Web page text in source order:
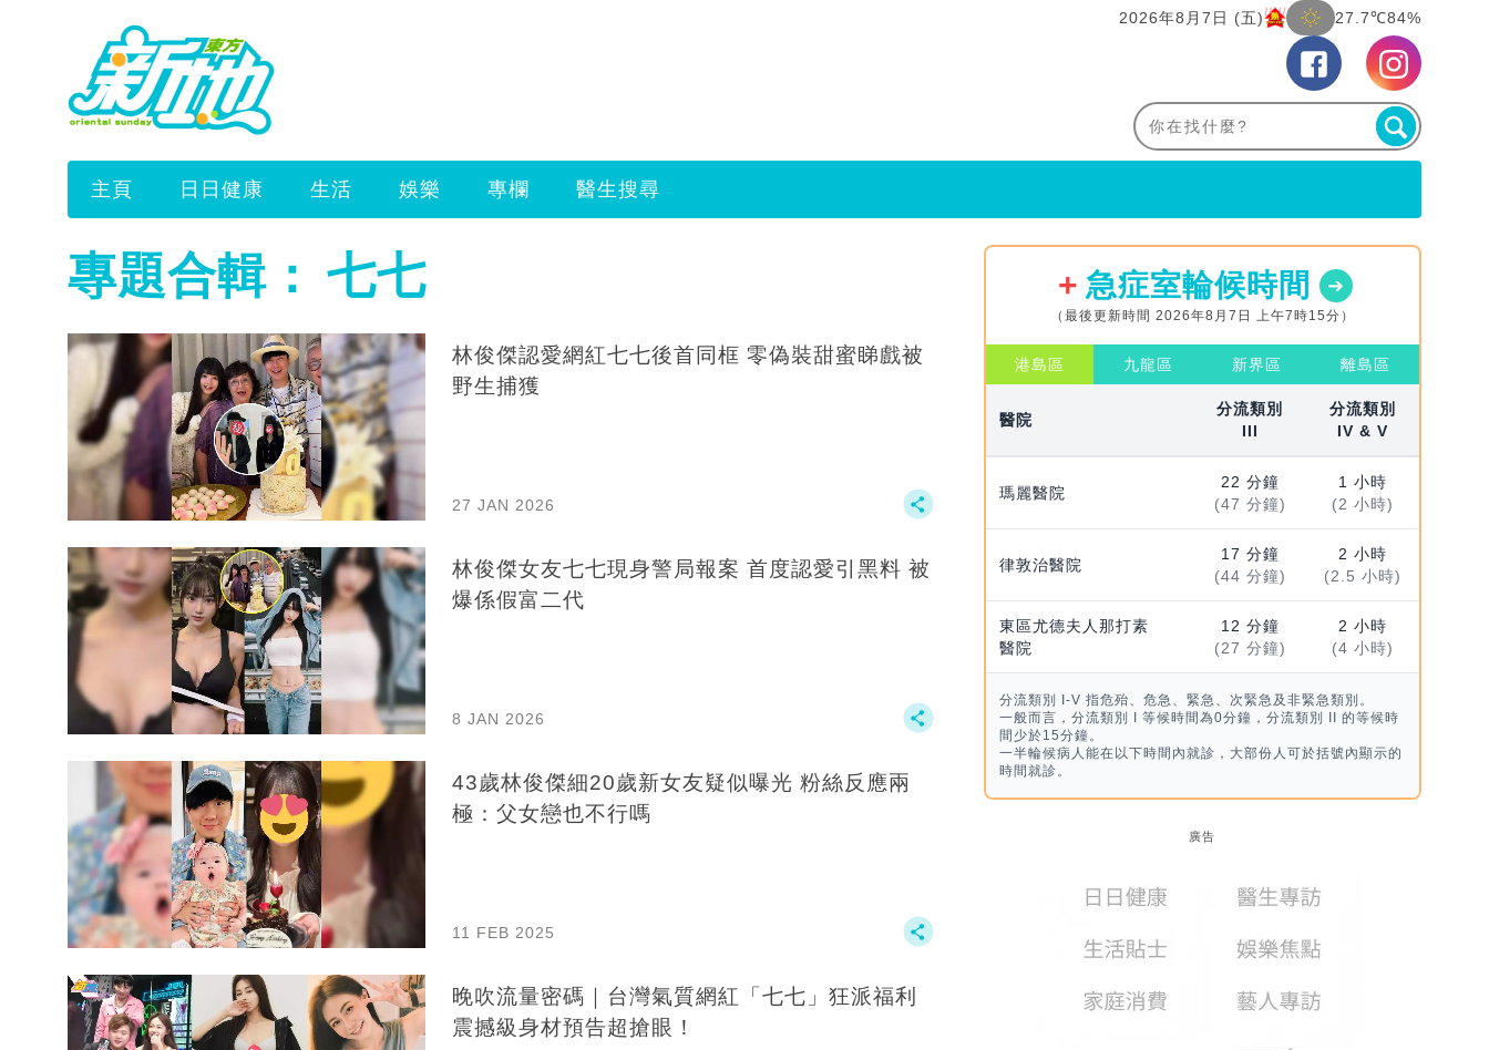
2026年8月7日 (五) 27.7℃84%
主頁 日日健康 生活 娛樂 專欄 醫生搜尋
專題合輯： 七七
林俊傑認愛網紅七七後首同框 零偽裝甜蜜睇戲被
野生捕獲
27 JAN 2026
林俊傑女友七七現身警局報案 首度認愛引黑料 被
爆係假富二代
8 JAN 2026
43歲林俊傑細20歲新女友疑似曝光 粉絲反應兩
極：父女戀也不行嗎
11 FEB 2025
晚吹流量密碼｜台灣氣質網紅「七七」狂派福利
震撼級身材預告超搶眼！
急症室輪候時間
（最後更新時間 2026年8月7日 上午7時15分）
港島區 九龍區 新界區 離島區
醫院
分流類別
III
分流類別
IV & V
瑪麗醫院
22 分鐘
(47 分鐘)
1 小時
(2 小時)
律敦治醫院
17 分鐘
(44 分鐘)
2 小時
(2.5 小時)
東區尤德夫人那打素
醫院
12 分鐘
(27 分鐘)
2 小時
(4 小時)
分流類別 I-V 指危殆、危急、緊急、次緊急及非緊急類別。
一般而言，分流類別 I 等候時間為0分鐘，分流類別 II 的等候時
間少於15分鐘。
一半輪候病人能在以下時間內就診，大部份人可於括號內顯示的
時間就診。
廣告